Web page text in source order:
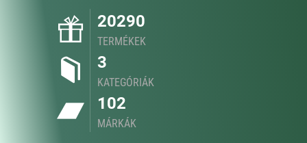
20290
TERMÉKEK
3
KATEGÓRIÁK
102
MÁRKÁK